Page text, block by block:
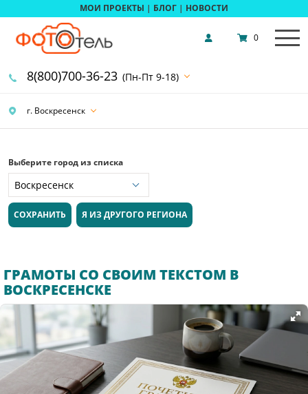
МОИ ПРОЕКТЫ | БЛОГ | НОВОСТИ
г. Воскресенск
8(800)700-36-23 (Пн-Пт 9-18)
0
Выберите город из списка
СОХРАНИТЬ Я ИЗ ДРУГОГО РЕГИОНА
ГРАМОТЫ СО СВОИМ ТЕКСТОМ В
ВОСКРЕСЕНСКЕ